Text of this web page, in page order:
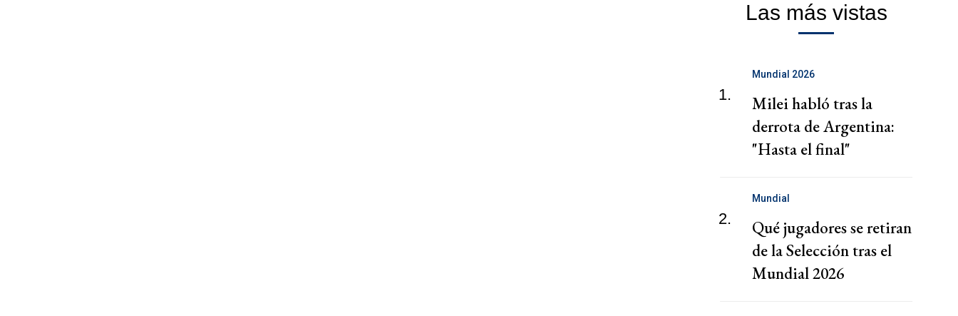
Las más vistas
1.
Mundial 2026
Milei habló tras la
derrota de Argentina:
"Hasta el final"
2.
Mundial
Qué jugadores se retiran
de la Selección tras el
Mundial 2026